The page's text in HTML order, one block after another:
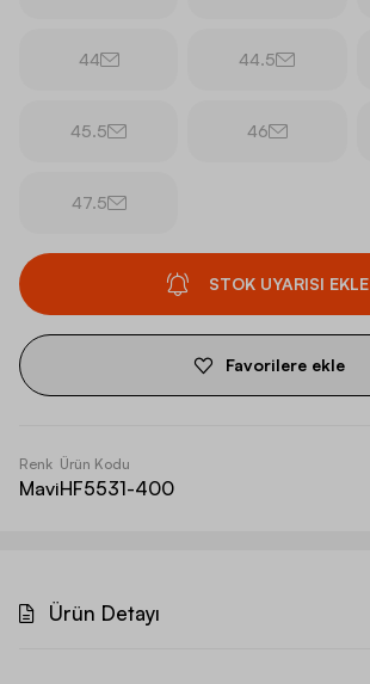
44 44.5
45.5 46
47.5
STOK UYARISI EKLE
Favorilere ekle
Renk
Mavi
Ürün Kodu
HF5531-400
Ürün Detayı